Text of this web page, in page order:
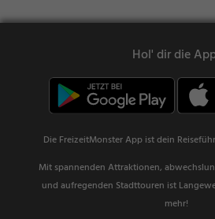
Hol' dir die
Die FreizeitMonster App ist dein
Mit spannenden Attraktionen,
und aufregenden Stadttouren ist
mehr!